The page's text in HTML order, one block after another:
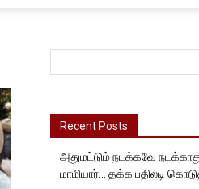
Recent Posts
அதுமட்டும் நடக்கவே
மாமியார்… தக்க பதிலடி